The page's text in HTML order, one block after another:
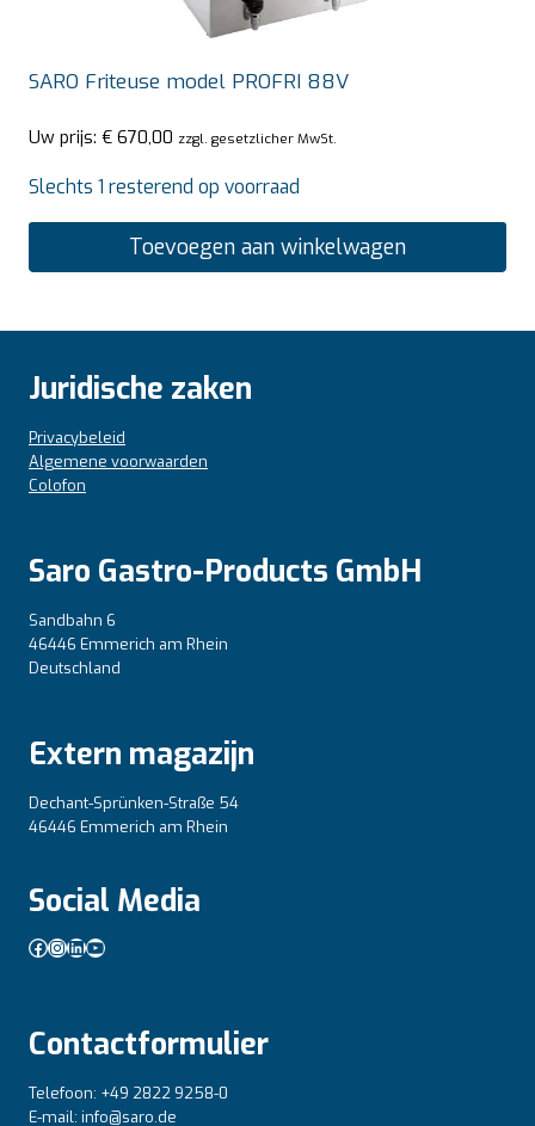
SARO Friteuse model PROFRI 88V
Uw prijs: € 670,00 zzgl. gesetzlicher MwSt.
Slechts 1 resterend op voorraad
Toevoegen aan winkelwagen
Juridische zaken
Privacybeleid
Algemene voorwaarden
Colofon
Saro Gastro-Products GmbH
Sandbahn 6
46446 Emmerich am Rhein
Deutschland
Extern magazijn
Dechant-Sprünken-Straße 54
46446 Emmerich am Rhein
Social Media
Facebook
Instagram
LinkedIn
YouTube
Contactformulier
Telefoon: +49 2822 9258-0
E-mail: info@saro.de